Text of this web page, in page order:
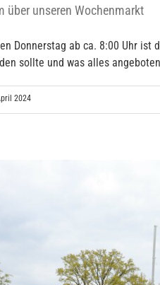
über unseren Wochenmarkt
Donnerstag ab ca. 8:00 Uhr ist
sollte und was alles
2024